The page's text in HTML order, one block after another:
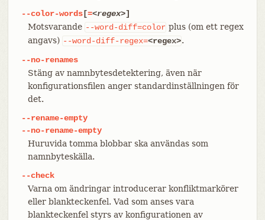
--color-words[=<regex>]
Motsvarande --word-diff=color plus (om ett regex
angavs) --word-diff-regex=<regex>.
--no-renames
Stäng av namnbytesdetektering, även när
konfigurationsfilen anger standardinställningen för
det.
--rename-empty
--no-rename-empty
Huruvida tomma blobbar ska användas som
namnbyteskälla.
--check
Varna om ändringar introducerar konfliktmarkörer
eller blankteckenfel. Vad som anses vara
blankteckenfel styrs av konfigurationen av